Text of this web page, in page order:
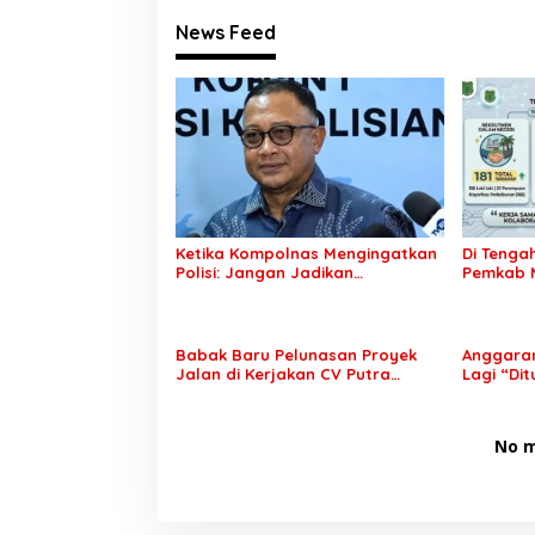
News Feed
Ketika Kompolnas Mengingatkan
Polisi: Jangan Jadikan
Di
Pemkab
Babak Baru Pelunasan Proyek
Jalan di Kerjakan CV Putra
Lagi
No